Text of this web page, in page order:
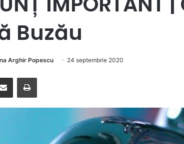
Buzău
Arghir Popescu 24 septembrie 2020
Distribuie prin e-mail Imprimare